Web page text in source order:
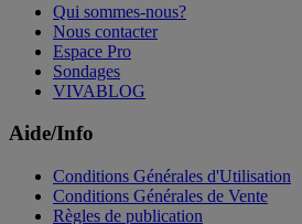
Qui sommes-nous?
Nous contacter
Espace Pro
Sondages
VIVABLOG
Aide/Info
Conditions Générales d'Utilisation
Conditions Générales de Vente
Règles de publication